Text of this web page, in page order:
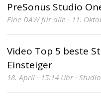
PreSonus Studio
Eine DAW für alle · 11.
Video Top 5 beste
Einsteiger
18. April · 15:14 Uhr ·